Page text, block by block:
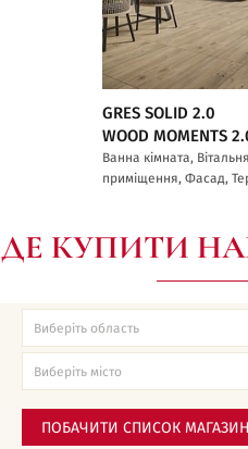
GRES SOLID 2.0
WOOD MOMENTS
Ванна кімната,
приміщення, Фасад,
ДЕ КУПИТИ
ПОБАЧИТИ СПИСОК